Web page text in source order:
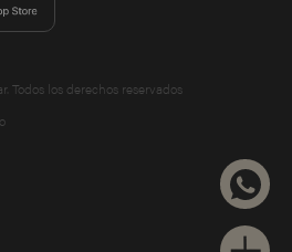
Todos los derechos reservados